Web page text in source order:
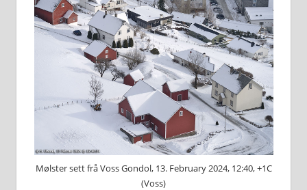
Mølster sett frå Voss Gondol, 13. February 2024, 12:40, +1C
(Voss)